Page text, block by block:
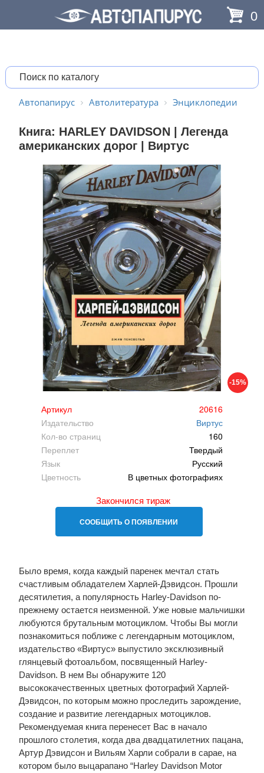
0
Автопапирус Автолитература Энциклопедии
Книга: HARLEY DAVIDSON | Легенда
американских дорог | Виртус
-15%
Артикул
20616
Издательство
Виртус
Кол-во страниц
160
Переплет
Твердый
Язык
Русский
Цветность
В цветных фотографиях
Закончился тираж
СООБЩИТЬ О ПОЯВЛЕНИИ
Было время, когда каждый паренек мечтал стать
счастливым обладателем Харлей-Дэвидсон. Прошли
десятилетия, а популярность Harley-Davidson по-
прежнему остается неизменной. Уже новые мальчишки
любуются брутальным мотоциклом. Чтобы Вы могли
познакомиться поближе с легендарным мотоциклом,
издательство «Виртус» выпустило эксклюзивный
глянцевый фотоальбом, посвященный Harley-
Davidson. В нем Вы обнаружите 120
высококачественных цветных фотографий Харлей-
Дэвидсон, по которым можно проследить зарождение,
создание и развитие легендарных мотоциклов.
Рекомендуемая книга перенесет Вас в начало
прошлого столетия, когда два двадцатилетних пацана,
Артур Дэвидсон и Вильям Харли собрали в сарае, на
котором было выцарапано “Harley Davidson Motor